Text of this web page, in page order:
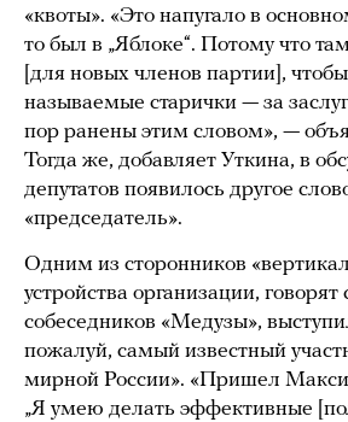
«квоты». «Это напугало в
то был в „Яблоке“. Потому что
[для новых членов партии],
называемые старички — за
пор ранены этим словом», —
Тогда же, добавляет Уткина, в
депутатов появилось другое
«председатель».
Одним из сторонников
устройства организации, говорят
собеседников «Медузы»,
пожалуй, самый известный
мирной России». «Пришел
„Я умею делать эффективные